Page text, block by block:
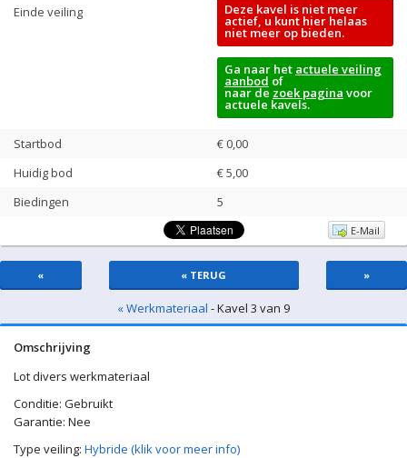
Einde veiling Deze kavel is niet meer
actief, u kunt hier helaas
niet meer op bieden.
Ga naar het actuele veiling
aanbod of
naar de zoek pagina voor
actuele kavels.
Startbod
€ 0,00
Huidig bod
€5,00
Biedingen
5
E-Mail
« « TERUG »
« Werkmateriaal - Kavel 3 van 9
Omschrijving
Lot divers werkmateriaal
Conditie: Gebruikt
Garantie: Nee
Type veiling: Hybride (klik voor meer info)